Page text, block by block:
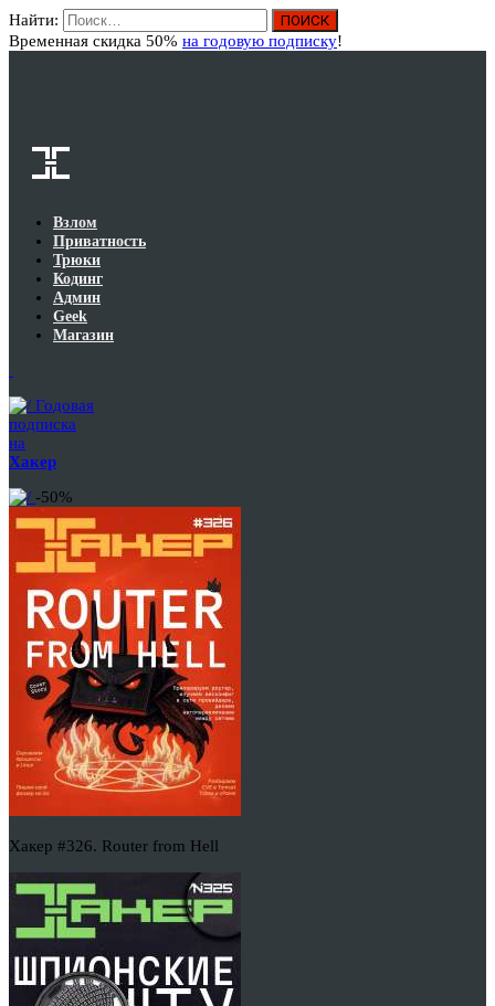
Найти:
Временная скидка 50% на годовую подписку!
Взлом
Приватность
Трюки
Кодинг
Админ
Geek
Магазин
Годовая
подписка
на
Хакер
-50%
Хакер #326. Router from Hell